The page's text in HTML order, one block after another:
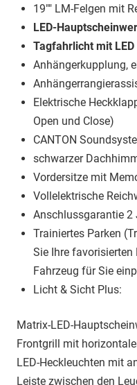
19"" LM-Felgen mit
LED-
Tagfahrlicht mit LED
Anhängerkupplung,
Elektrische
Open und Close)
CANTON
schwarzer
Vordersitze mit
Vollelektrische
Anschlussgarantie
Trainiertes Parken
Sie Ihre
Fahrzeug für Sie
Licht & Sicht Plus:
Matrix-LED-
Frontgrill mit
LED-Heckleuchten mit
Leiste zwischen den